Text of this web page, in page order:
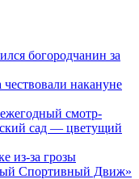
богородчанин за
накануне
смотр-
сад — цветущий
из-за грозы
Спортивный Движ»